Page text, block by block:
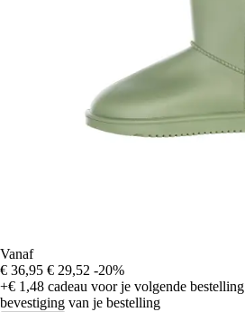
Vanaf
€ 36,95 € 29,52 -20%
+€ 1,48 cadeau voor je volgende bestelling
bevestiging van je bestelling